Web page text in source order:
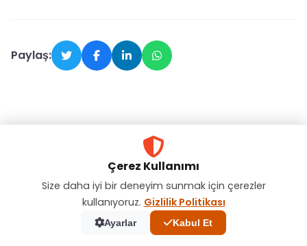
Paylaş:
İLGILI YAZILAR
Çerez Kullanımı
Size daha iyi bir deneyim sunmak için çerezler
kullanıyoruz. Gizlilik Politikası
Ayarlar Kabul Et